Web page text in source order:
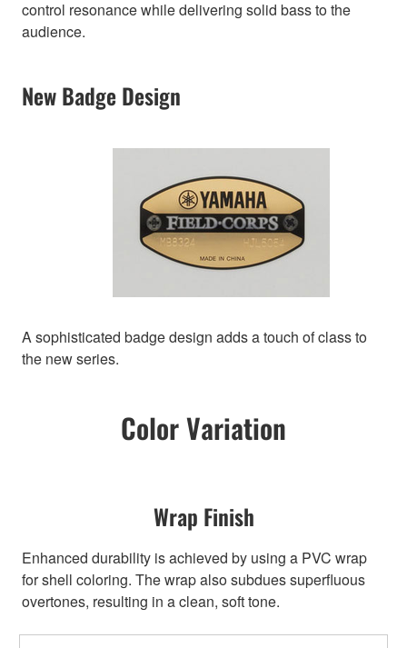
control resonance while delivering solid bass to the
audience.
New Badge Design
A sophisticated badge design adds a touch of class to
the new series.
Color Variation
Wrap Finish
Enhanced durability is achieved by using a PVC wrap
for shell coloring. The wrap also subdues superfluous
overtones, resulting in a clean, soft tone.